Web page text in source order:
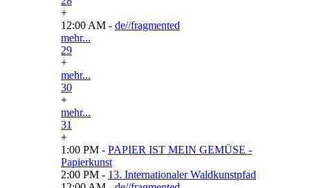
+
12:00 AM - de//fragmented
mehr...
29
+
mehr...
30
+
mehr...
31
+
1:00 PM - PAPIER IST MEIN GEMÜSE -
Papierkunst
2:00 PM - 13. Internationaler Waldkunstpfad